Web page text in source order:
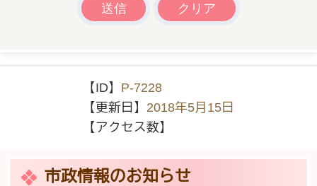
【ID】 P-7228
【更新日】 2018年5月15日
【アクセス数】
市政情報のお知らせ